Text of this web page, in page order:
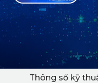
Thông số kỹ